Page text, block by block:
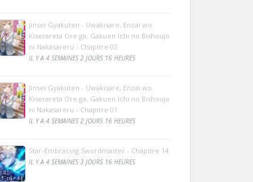
Jinsei Gyakuten - Uwakisare, Enzai wo
Kiserareta Ore ga, Gakuen Ichi no Bishoujo
ni Nakasareru - Chapitre 02
IL Y A 4 SEMAINES 2 JOURS 16 HEURES
Jinsei Gyakuten - Uwakisare, Enzai wo
Kiserareta Ore ga, Gakuen Ichi no Bishoujo
ni Nakasareru - Chapitre 01
IL Y A 4 SEMAINES 2 JOURS 16 HEURES
Star-Embracing Swordmaster - Chapitre 14
IL Y A 4 SEMAINES 3 JOURS 16 HEURES